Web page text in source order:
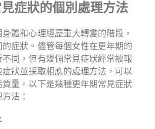
症狀的個別處理方法
體和心理經歷重大轉變的階段，
的症狀。儘管每個女性在更年期的
同，但有幾個常見症狀經常被報
症狀並採取相應的處理方法，可以
質量。以下是幾種更年期常見症狀
法：